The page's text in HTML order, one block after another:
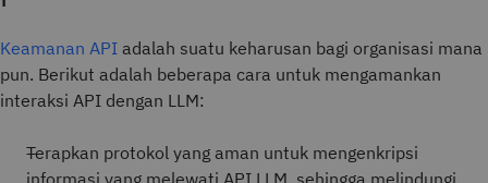
Keamanan API adalah suatu keharusan bagi organisasi mana
pun. Berikut adalah beberapa cara untuk mengamankan
interaksi API dengan LLM:
Terapkan protokol yang aman untuk mengenkripsi
informasi yang melewati API LLM, sehingga melindungi